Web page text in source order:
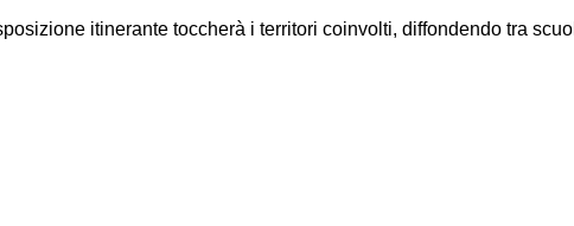
itinerante toccherà i territori coinvolti, diffondendo tra